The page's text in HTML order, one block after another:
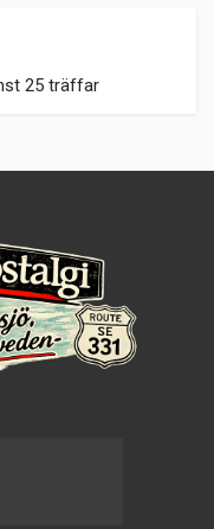
25 träffar